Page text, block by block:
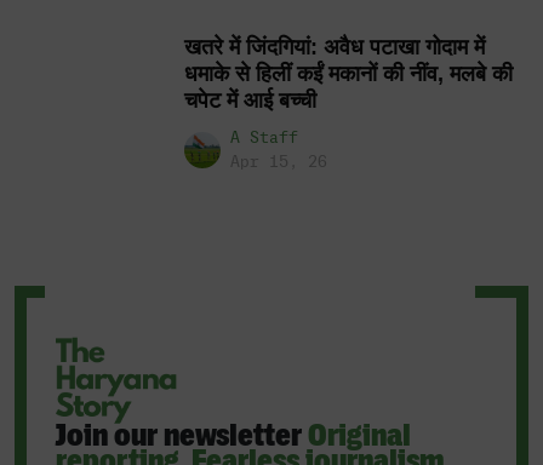
खतरे में जिंदगियां: अवैध पटाखा गोदाम में
धमाके से हिलीं कईं मकानों की नींव, मलबे की
चपेट में आई बच्ची
A Staff
Apr 15, 26
Join our newsletter Original